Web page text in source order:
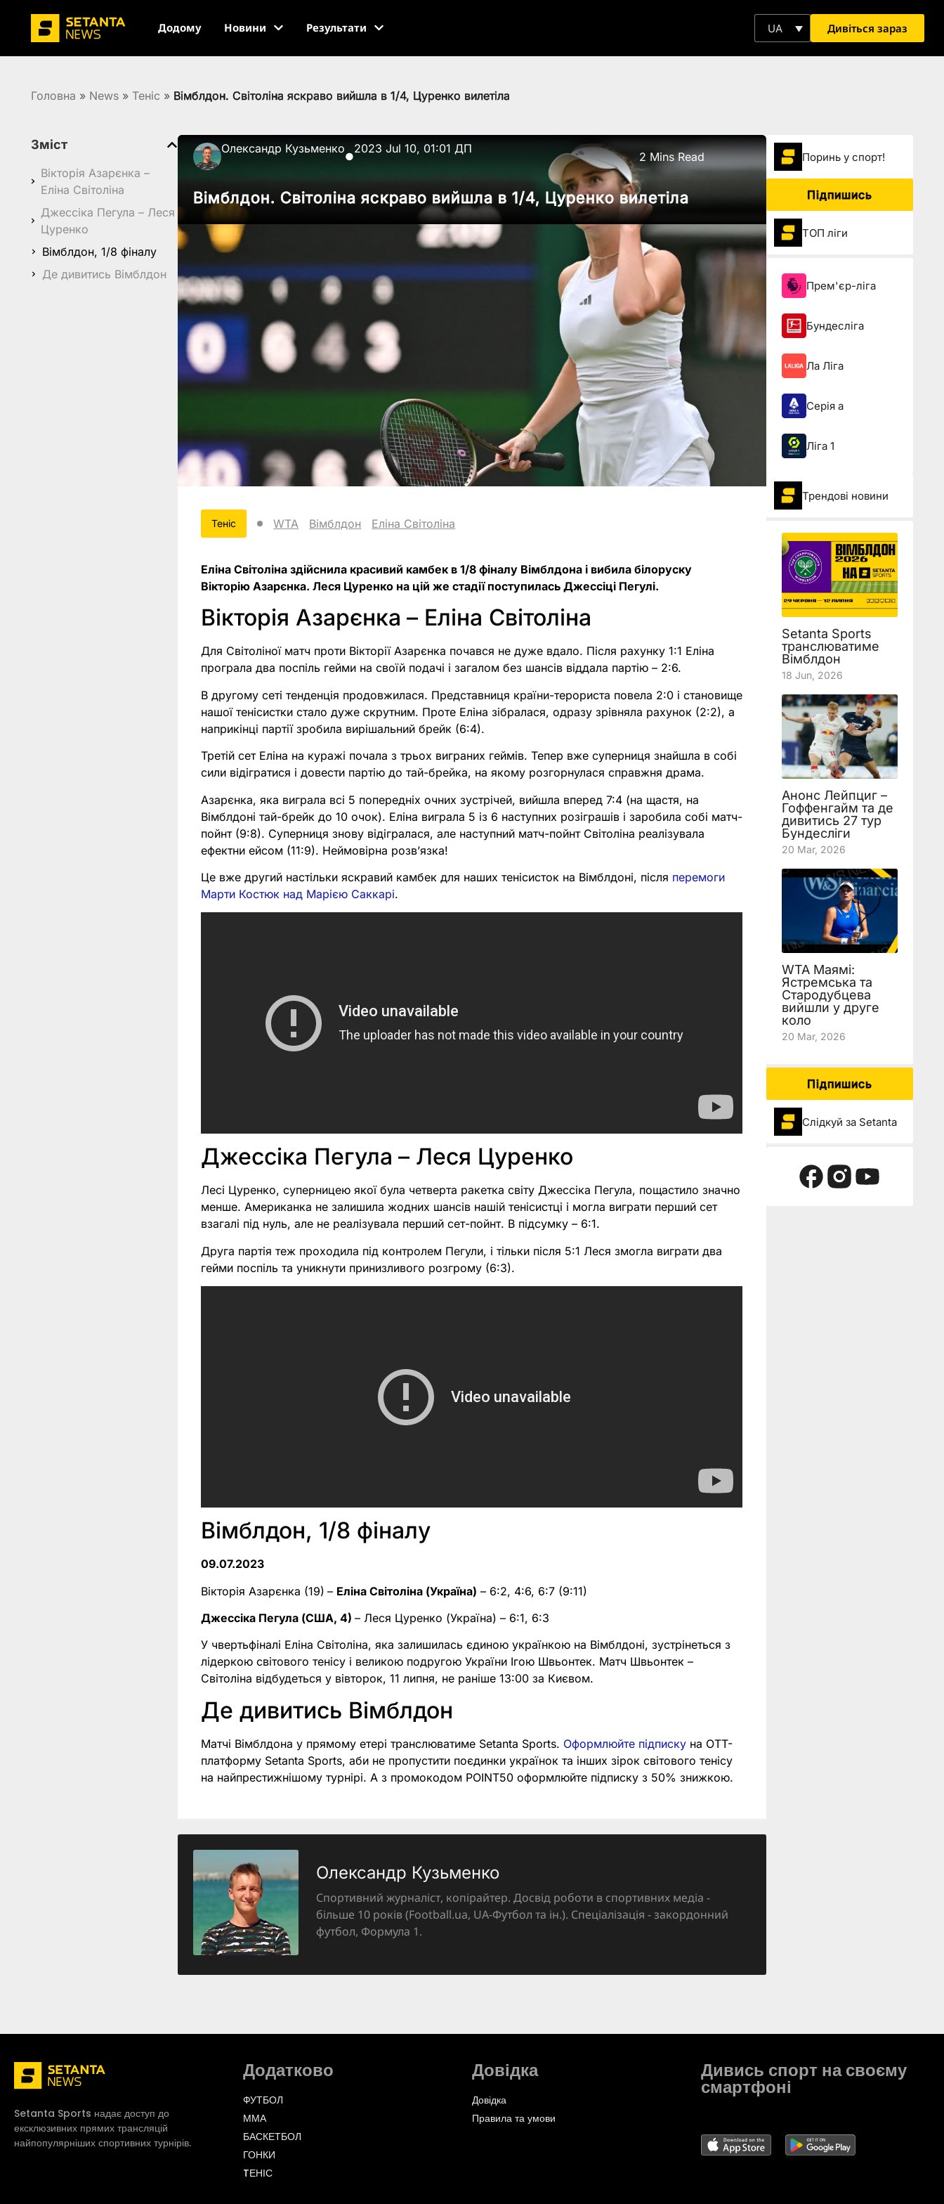
Додому Новини Результати UA Дивіться зараз
Головна » News » Теніс » Вімблдон. Світоліна яскраво вийшла в 1/4, Цуренко вилетіла
Зміст
Вікторія Азарєнка –
Еліна Світоліна
Джессіка Пегула – Леся
Цуренко
Вімблдон, 1/8 фіналу
Де дивитись Вімблдон
Олександр Кузьменко
●
2023 Jul 10, 01:01 ДП
2 Mins Read
Вімблдон. Світоліна яскраво вийшла в 1/4, Цуренко вилетіла
Теніс WTA Вімблдон Еліна Світоліна
Еліна Світоліна здійснила красивий камбек в 1/8 фіналу Вімблдона і вибила білоруску
Вікторію Азарєнка. Леся Цуренко на цій же стадії поступилась Джессіці Пегулі.
Вікторія Азарєнка – Еліна Світоліна
Для Світоліної матч проти Вікторії Азарєнка почався не дуже вдало. Після рахунку 1:1 Еліна
програла два поспіль гейми на своїй подачі і загалом без шансів віддала партію – 2:6.
В другому сеті тенденція продовжилася. Представниця країни-терориста повела 2:0 і становище
нашої тенісистки стало дуже скрутним. Проте Еліна зібралася, одразу зрівняла рахунок (2:2), а
наприкінці партії зробила вирішальний брейк (6:4).
Третій сет Еліна на куражі почала з трьох виграних геймів. Тепер вже суперниця знайшла в собі
сили відігратися і довести партію до тай-брейка, на якому розгорнулася справжня драма.
Азарєнка, яка виграла всі 5 попередніх очних зустрічей, вийшла вперед 7:4 (на щастя, на
Вімблдоні тай-брейк до 10 очок). Еліна виграла 5 із 6 наступних розіграшів і заробила собі матч-
пойнт (9:8). Суперниця знову відігралася, але наступний матч-пойнт Світоліна реалізувала
ефектни ейсом (11:9). Неймовірна розв’язка!
Це вже другий настільки яскравий камбек для наших тенісисток на Вімблдоні, після перемоги
Марти Костюк над Марією Саккарі.
Джессіка Пегула – Леся Цуренко
Лесі Цуренко, суперницею якої була четверта ракетка світу Джессіка Пегула, пощастило значно
менше. Американка не залишила жодних шансів нашій тенісистці і могла виграти перший сет
взагалі під нуль, але не реалізувала перший сет-пойнт. В підсумку – 6:1.
Друга партія теж проходила під контролем Пегули, і тільки після 5:1 Леся змогла виграти два
гейми поспіль та уникнути принизливого розгрому (6:3).
Вімблдон, 1/8 фіналу
09.07.2023
Вікторія Азарєнка (19) – Еліна Світоліна (Україна) – 6:2, 4:6, 6:7 (9:11)
Джессіка Пегула (США, 4)– Леся Цуренко (Україна) – 6:1, 6:3
У чвертьфіналі Еліна Світоліна, яка залишилась єдиною українкою на Вімблдоні, зустрінеться з
лідеркою світового тенісу і великою подругою України Ігою Швьонтек. Матч Швьонтек –
Світоліна відбудеться у вівторок, 11 липня, не раніше 13:00 за Києвом.
Де дивитись Вімблдон
Матчі Вімблдона у прямому етері транслюватиме Setanta Sports. Оформлюйте підписку на OTT-
платформу Setanta Sports, аби не пропустити поєдинки українок та інших зірок світового тенісу
на найпрестижнішому турнірі. А з промокодом POINT50 оформлюйте підписку з 50% знижкою.
Олександр Кузьменко
Спортивний журналіст, копірайтер. Досвід роботи в спортивних медіа -
більше 10 років (Football.ua, UA-Футбол та ін.). Спеціалізація - закордонний
футбол, Формула 1.
Поринь у спорт!
Підпишись
ТОП ліги
Прем'єр-ліга
Бундесліга
Ла Ліга
Серія а
Ліга 1
Трендові новини
Setanta Sports
транслюватиме
Вімблдон
18 Jun, 2026
Анонс Лейпциг –
Гоффенгайм та де
дивитись 27 тур
Бундесліги
20 Mar, 2026
WTA Маямі:
Ястремська та
Стародубцева
вийшли у друге
коло
20 Mar, 2026
Підпишись
Слідкуй за Setanta
Setanta Sports надає доступ до
ексклюзивних прямих трансляцій
найпопулярніших спортивних турнірів.
Додатково
ФУТБОЛ
ММА
БАСКЕТБОЛ
ГОНКИ
TЕНІС
Довідка
Довідка
Правила та умови
Дивись спорт на своєму
смартфоні